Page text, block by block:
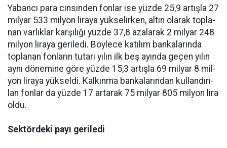
Ya­ban­cı pa­ra cin­sin­den fon­lar ise yüz­de 25,9 ar­tış­la 27
mil­yar 533 mil­yon li­ra­ya yük­se­lir­ken, al­tın ola­rak top­la­
nan var­lık­lar kar­şı­lı­ğı yüz­de 37,8 aza­la­rak 2 mil­yar 248
mil­yon li­ra­ya ge­ri­le­di. Böy­le­ce ka­tı­lım ban­ka­la­rın­da
top­la­nan fon­la­rın tu­ta­rı yı­lın ilk beş ayın­da ge­çen yı­lın
ay­nı dö­ne­mi­ne gö­re yüz­de 15,3 ar­tış­la 69 mil­yar 8 mil­
yon li­ra­ya yük­sel­di. Kal­kın­ma ban­ka­la­rın­dan kul­lan­dı­rı­
lan fon­lar da yüz­de 17 ar­ta­rak 75 mil­yar 805 mil­yon li­ra
ol­du.
Sek­tör­de­ki pa­yı ge­ri­le­di